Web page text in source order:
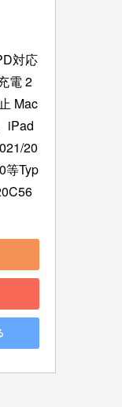
対応
電 2
Mac
iPad
20
等Typ